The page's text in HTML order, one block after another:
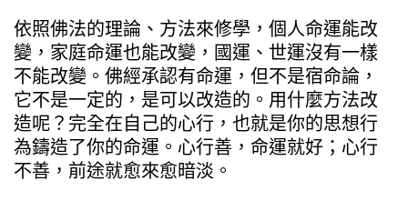
依照佛法的理論、方法來修學，個人命運能改
變，家庭命運也能改變，國運、世運沒有一樣
不能改變。佛經承認有命運，但不是宿命論，
它不是一定的，是可以改造的。用什麼方法改
造呢？完全在自己的心行，也就是你的思想行
為鑄造了你的命運。心行善，命運就好；心行
不善，前途就愈來愈暗淡。